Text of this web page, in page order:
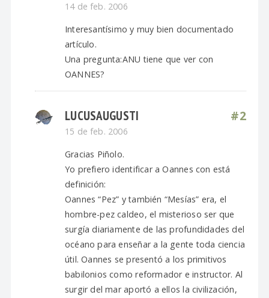
14 de feb. 2006
Interesantísimo y muy bien documentado
artículo.
Una pregunta:ANU tiene que ver con
OANNES?
#2
LUCUSAUGUSTI
15 de feb. 2006
Gracias Piñolo.
Yo prefiero identificar a Oannes con está
definición:
Oannes “Pez” y también “Mesías” era, el
hombre-pez caldeo, el misterioso ser que
surgía diariamente de las profundidades del
océano para enseñar a la gente toda ciencia
útil. Oannes se presentó a los primitivos
babilonios como reformador e instructor. Al
surgir del mar aportó a ellos la civilización,